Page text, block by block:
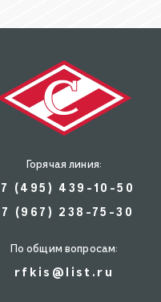
Горячая линия:
(495) 439-10-50
(967) 238-75-30
По общим вопросам:
rfkis@list.ru